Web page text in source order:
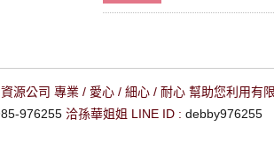
源公司 專業 / 愛心 / 細心 / 耐心 幫助您利用有
976255 洽孫華姐姐 LINE ID : debby976255